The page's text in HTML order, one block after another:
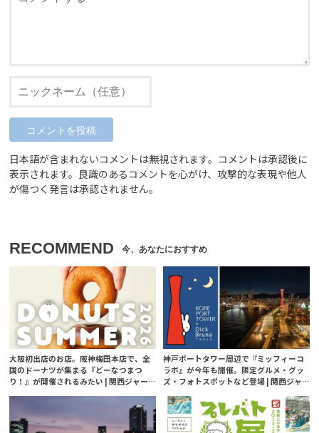
日本語が含まれないコメントは無視されます。コメントは承認後に
表示されます。良識のあるコメントを心がけ、攻撃的な表現や他人
が傷つく発言は承認されません。
RECOMMEND
大阪初出店のお店。阪神梅田本店で、全
国のドーナツが集まる『どーなつまつ
り！』が開催されるみたい | 関西ジャー
神戸ポートタワー周辺で『ミッフィーコ
ラボ』が今年も開催。限定グルメ・グッ
ズ・フォトスポットなど登場 | 関西ジャ